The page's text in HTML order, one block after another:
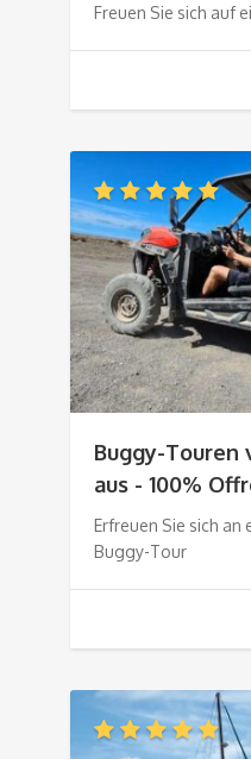
Freuen Sie sich auf
Buggy-Touren
aus - 100%
Erfreuen Sie sich an
Buggy-Tour